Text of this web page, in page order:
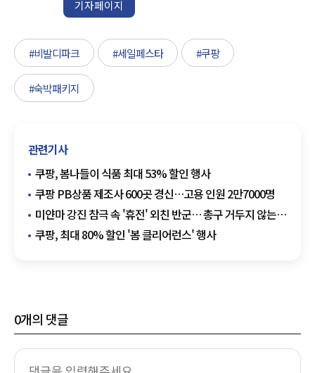
기자페이지
#비발디파크 #세일페스타 #쿠팡
#숙박패키지
관련기사
쿠팡, 봄나들이 식품 최대 53% 할인 행사
쿠팡 PB상품 제조사 600곳 경신…고용 인원 2만7000명
미얀마 강진 참극 속 '휴전' 외친 반군… 총구 거두지 않는
군정 "공격 준비일 뿐"
쿠팡, 최대 80% 할인 '봄 클리어런스' 행사
0개의 댓글